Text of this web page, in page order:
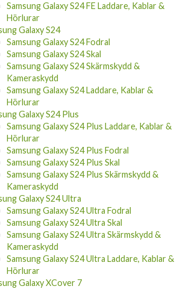
Hörlurar
Galaxy S24
Samsung Galaxy S24 Fodral
Samsung Galaxy S24 Skal
Samsung Galaxy S24 Skärmskydd &
Kameraskydd
Samsung Galaxy S24 Laddare, Kablar &
Hörlurar
Galaxy S24 Plus
Samsung Galaxy S24 Plus Laddare, Kablar &
Hörlurar
Samsung Galaxy S24 Plus Fodral
Samsung Galaxy S24 Plus Skal
Samsung Galaxy S24 Plus Skärmskydd &
Kameraskydd
Galaxy S24 Ultra
Samsung Galaxy S24 Ultra Fodral
Samsung Galaxy S24 Ultra Skal
Samsung Galaxy S24 Ultra Skärmskydd &
Kameraskydd
Samsung Galaxy S24 Ultra Laddare, Kablar &
Hörlurar
Galaxy XCover 7
Galaxy Z Flip 6